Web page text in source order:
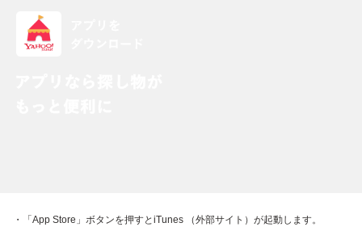
・「App Store」ボタンを押すとiTunes （外部サイト）が起動します。